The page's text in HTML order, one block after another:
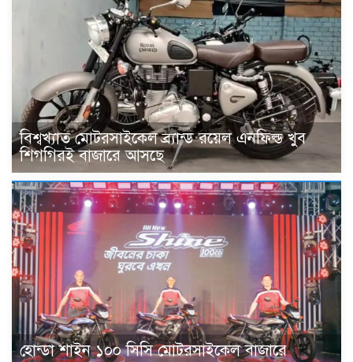
বিশ্বখ্যাত মোটরসাইকেল ব্র্যান্ড রয়েল এনফিল্ড খুব
শিগগিরই বাজারে আসছে
হোন্ডা শাইন ১০০ সিসি মোটরসাইকেল বাজারে